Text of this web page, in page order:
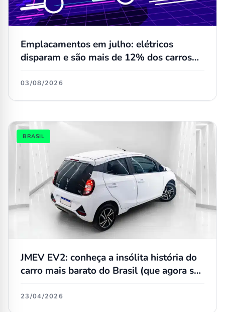
Emplacamentos em julho: elétricos
disparam e são mais de 12% dos carros
1 no varejo
03/08/2026
BRASIL
JMEV EV2: conheça a insólita história do
carro mais barato do Brasil (que agora se
23/04/2026